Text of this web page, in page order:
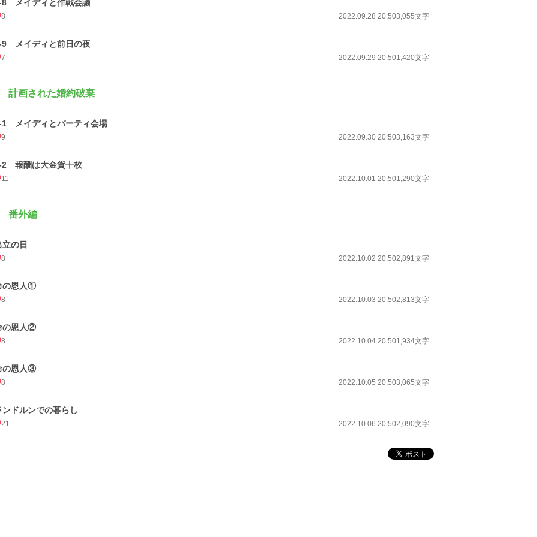
8 メイディと作戦会議
8 2022.09.28 20:503,055文字
9 メイディと前日の夜
7 2022.09.29 20:501,420文字
計画された婚約破棄
1 メイディとパーティ会場
9 2022.09.30 20:503,163文字
2 報酬は大金貨十枚
11 2022.10.01 20:501,290文字
番外編
立の日
8 2022.10.02 20:502,891文字
の恩人①
8 2022.10.03 20:502,813文字
の恩人②
8 2022.10.04 20:501,934文字
の恩人③
8 2022.10.05 20:503,065文字
ンドルンでの暮らし
21 2022.10.06 20:502,090文字